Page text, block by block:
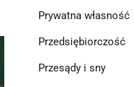
Prywatna własność
Przedsiębiorczość
Przesądy i sny